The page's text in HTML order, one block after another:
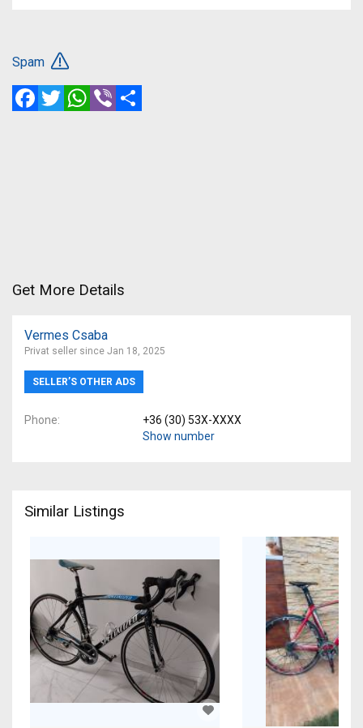
Spam
FacebookTwitterWhatsApp
Viber
Get More Details
Vermes Csaba
Privat seller since Jan 18, 2025
SELLER’S OTHER ADS
Phone
+36 (30) 53X-XXXX
Show number
Similar Listings